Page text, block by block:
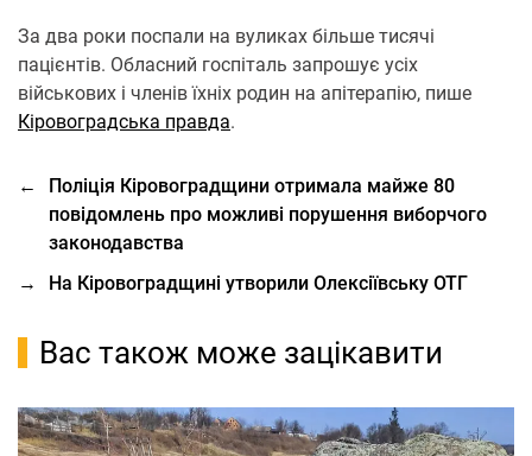
За два роки поспали на вуликах більше тисячі
пацієнтів. Обласний госпіталь запрошує усіх
військових і членів їхніх родин на апітерапію, пише
Кіровоградська правда.
←
Полiцiя Кіровоградщини отримала майже 80
повiдомлень про можливi порушення виборчого
законодавства
→
На Кіровоградщині утворили Олексіївську ОТГ
Вас також може зацікавити